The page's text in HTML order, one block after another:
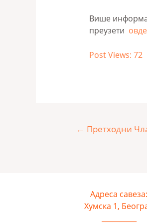
Више
преузети овде
Post Views: 72
← Претходни
Адреса савеза:
Хумска 1,